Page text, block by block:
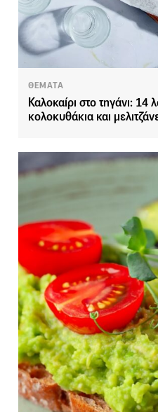
ΘΕΜΑΤΑ
Καλοκαίρι στο τηγάνι: 14
κολοκυθάκια και